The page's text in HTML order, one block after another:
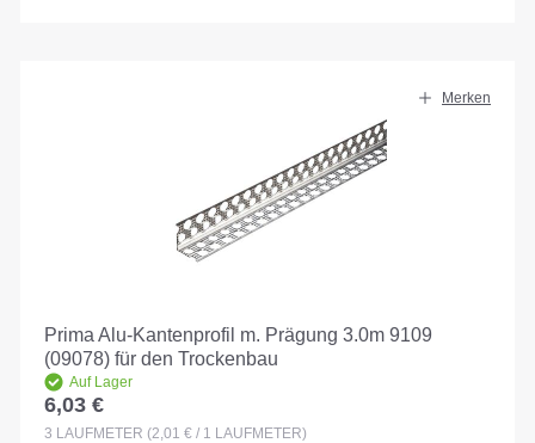
Merken
Prima Alu-Kantenprofil m. Prägung 3.0m 9109
(09078) für den Trockenbau
Auf Lager
Regulärer Preis:
6,03 €
3 LAUFMETER (2,01 € / 1 LAUFMETER)